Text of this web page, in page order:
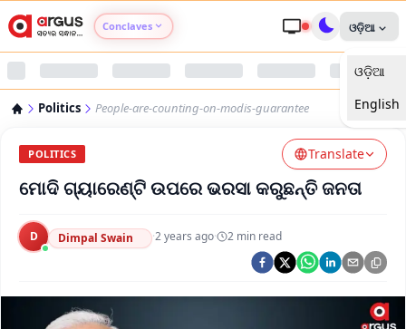
Conclaves
Argus Nari Shakti
Argus Swaad Odisha
ଓଡ଼ିଆ
ଓଡ଼ିଆ
English
Politics People-are-counting-on-modis-guarantee
POLITICS Translate
ମୋଦି ଗ୍ୟାରେଣ୍ଟି ଉପରେ ଭରସା କରୁଛନ୍ତି ଜନତା
D Dimpal Swain ·2 years ago· 2 min read